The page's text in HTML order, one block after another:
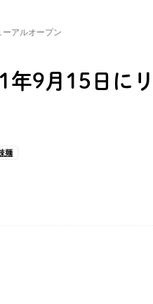
アルオープン
年9月15日に
麺